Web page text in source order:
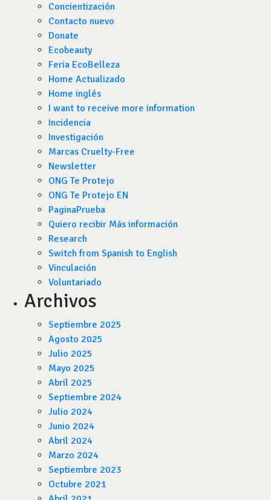
Concientización
Contacto nuevo
Donate
Ecobeauty
Feria EcoBelleza
Home Actualizado
Home inglés
I want to receive more information
Incidencia
Investigación
Marcas Cruelty-Free
Newsletter
ONG Te Protejo
ONG Te Protejo EN
PaginaPrueba
Quiero recibir Más información
Research
Switch from Spanish to English
Vinculación
Voluntariado
Archivos
Septiembre 2025
Agosto 2025
Julio 2025
Mayo 2025
Abril 2025
Septiembre 2024
Julio 2024
Junio 2024
Abril 2024
Marzo 2024
Septiembre 2023
Octubre 2021